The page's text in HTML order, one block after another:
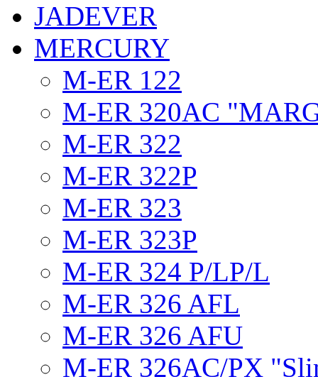
JADEVER
MERCURY
M-ER 122
M-ER 320AC
M-ER 322
M-ER 322P
M-ER 323
M-ER 323P
M-ER 324 P/LP/L
M-ER 326 AFL
M-ER 326 AFU
M-ER 326AC/PX